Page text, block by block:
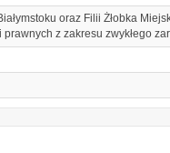
oraz Filii Żłobka
z zakresu zwykłego